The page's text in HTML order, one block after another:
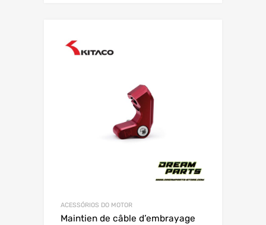
ACESSÓRIOS DO MOTOR
Maintien de câble d’embrayage